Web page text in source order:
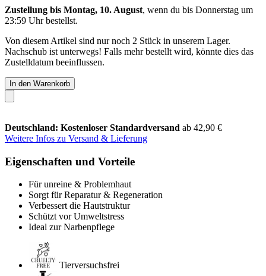
Zustellung bis Montag, 10. August, wenn du bis Donnerstag um
23:59 Uhrbestellst.
Von diesem Artikel sind nur noch 2 Stück in unserem Lager.
Nachschub ist unterwegs! Falls mehr bestellt wird, könnte dies das
Zustelldatum beeinflussen.
In den Warenkorb
Deutschland: Kostenloser Standardversand ab 42,90 €
Weitere Infos zu Versand & Lieferung
Eigenschaften und Vorteile
Für unreine & Problemhaut
Sorgt für Reparatur & Regeneration
Verbessert die Hautstruktur
Schützt vor Umweltstress
Ideal zur Narbenpflege
Tierversuchsfrei